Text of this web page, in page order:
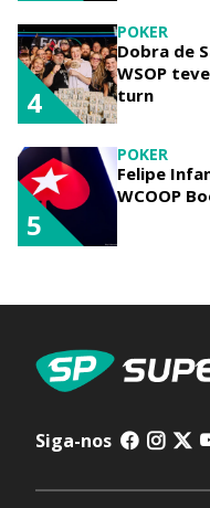
POKER
Dobra de
WSOP
turn
4
POKER
Felipe
WCOOP
5
Siga-nos